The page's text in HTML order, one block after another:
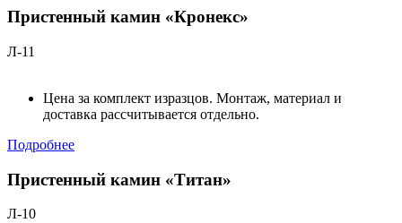
Пристенный камин «Кронекс»
Л-11
Цена за комплект изразцов. Монтаж, материал и
доставка рассчитывается отдельно.
Подробнее
Пристенный камин «Титан»
Л-10